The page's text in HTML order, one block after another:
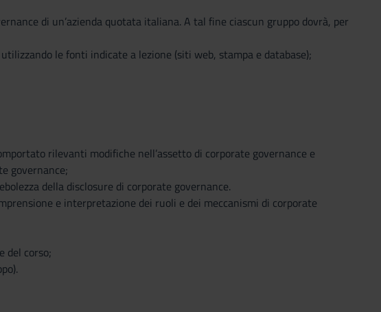
di un’azienda quotata italiana. A tal fine ciascun gruppo dovrà, per
le fonti indicate a lezione (siti web, stampa e database);
rilevanti modifiche nell’assetto di corporate governance e
governance;
della disclosure di corporate governance.
e interpretazione dei ruoli e dei meccanismi di corporate
del corso;